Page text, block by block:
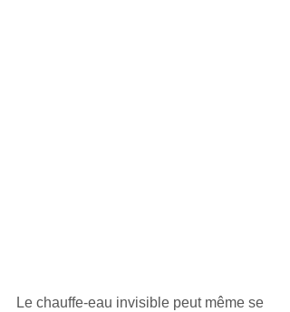
Le chauffe-eau invisible peut même se